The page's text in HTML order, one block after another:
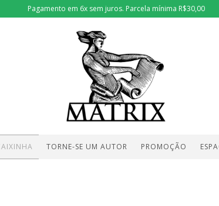
Pagamento em 6x sem juros. Parcela mínima R$30,00
TORNE-SE UM AUTOR PROMOÇÃO